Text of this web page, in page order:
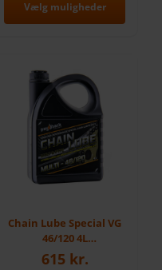
Vælg muligheder
har
flere
varianter.
Mulighederne
kan
varesiden
Chain Lube Special VG
46/120 4L
“Rundballepresser”
615 kr.